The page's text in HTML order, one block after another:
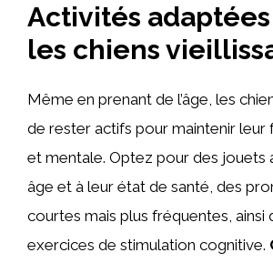
Activités
les chiens
Même en prenant de l’âge, les
de rester actifs pour maintenir leur
et mentale. Optez pour des jouets
âge et à leur état de santé, des
courtes mais plus fréquentes, ainsi
exercices de stimulation cognitive.